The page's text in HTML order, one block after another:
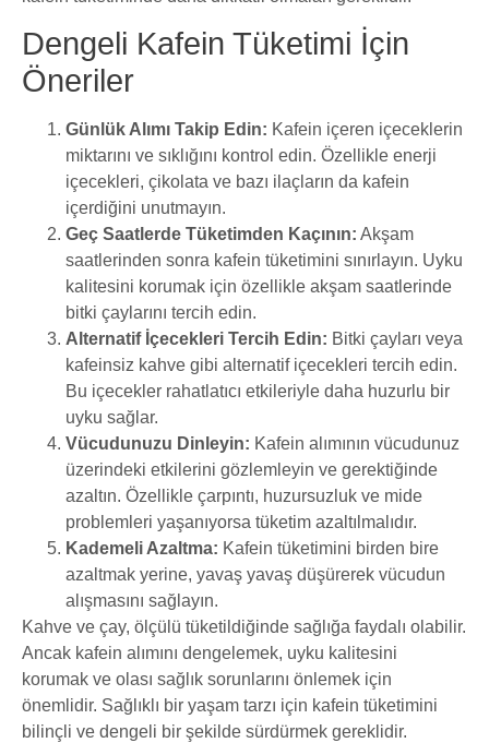
Dengeli Kafein Tüketimi İçin
Öneriler
Günlük Alımı Takip Edin: Kafein içeren içeceklerin
miktarını ve sıklığını kontrol edin. Özellikle enerji
içecekleri, çikolata ve bazı ilaçların da kafein
içerdiğini unutmayın.
Geç Saatlerde Tüketimden Kaçının: Akşam
saatlerinden sonra kafein tüketimini sınırlayın. Uyku
kalitesini korumak için özellikle akşam saatlerinde
bitki çaylarını tercih edin.
Alternatif İçecekleri Tercih Edin: Bitki çayları veya
kafeinsiz kahve gibi alternatif içecekleri tercih edin.
Bu içecekler rahatlatıcı etkileriyle daha huzurlu bir
uyku sağlar.
Vücudunuzu Dinleyin: Kafein alımının vücudunuz
üzerindeki etkilerini gözlemleyin ve gerektiğinde
azaltın. Özellikle çarpıntı, huzursuzluk ve mide
problemleri yaşanıyorsa tüketim azaltılmalıdır.
Kademeli Azaltma: Kafein tüketimini birden bire
azaltmak yerine, yavaş yavaş düşürerek vücudun
alışmasını sağlayın.
Kahve ve çay, ölçülü tüketildiğinde sağlığa faydalı olabilir.
Ancak kafein alımını dengelemek, uyku kalitesini
korumak ve olası sağlık sorunlarını önlemek için
önemlidir. Sağlıklı bir yaşam tarzı için kafein tüketimini
bilinçli ve dengeli bir şekilde sürdürmek gereklidir.